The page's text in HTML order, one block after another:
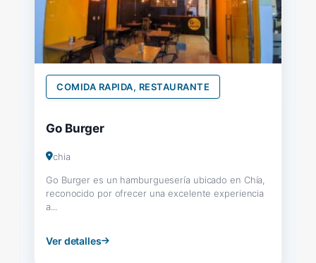
COMIDA RAPIDA, RESTAURANTE
Go Burger
chia
Go Burger es un hamburguesería ubicado en Chía,
reconocido por ofrecer una excelente experiencia
a...
Ver detalles